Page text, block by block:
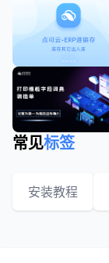
常见标签
安装教程